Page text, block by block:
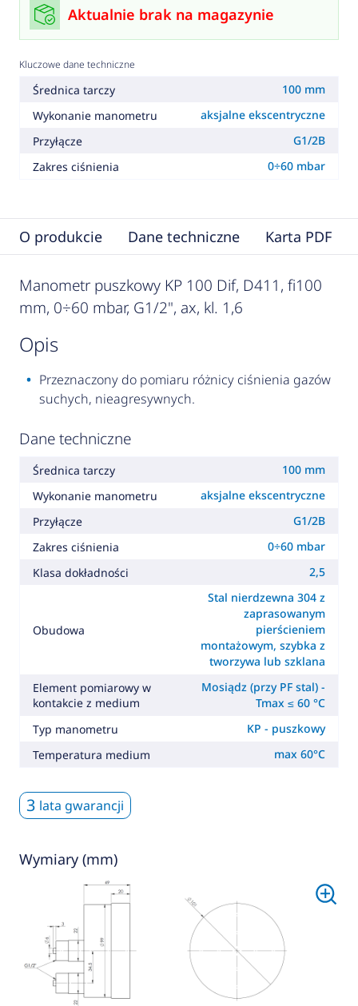
Aktualnie brak na magazynie
Kluczowe dane techniczne
Średnica tarczy
100 mm
Wykonanie manometru
aksjalne ekscentryczne
Przyłącze
G1/2B
Zakres ciśnienia
0÷60 mbar
O produkcie Dane techniczne Karta PDF
Manometr puszkowy KP 100 Dif, D411, fi100
mm, 0÷60 mbar, G1/2", ax, kl. 1,6
opis
Przeznaczony do pomiaru różnicy ciśnienia gazów
suchych, nieagresywnych.
Dane techniczne
Średnica tarczy
100 mm
Wykonanie manometru
aksjalne ekscentryczne
Przyłącze
G1/2B
Zakres ciśnienia
0÷60 mbar
Klasa dokładności
2,5
Obudowa
Stal nierdzewna 304 z
zaprasowanym
pierścieniem
montażowym, szybka z
tworzywa lub szklana
Element pomiarowy w
kontakcie z medium
Mosiądz (przy PF stal) -
Tmax ≤ 60 °C
Typ manometru
KP - puszkowy
Temperatura medium
max 60°C
3 lata gwarancji
Wymiary (mm)